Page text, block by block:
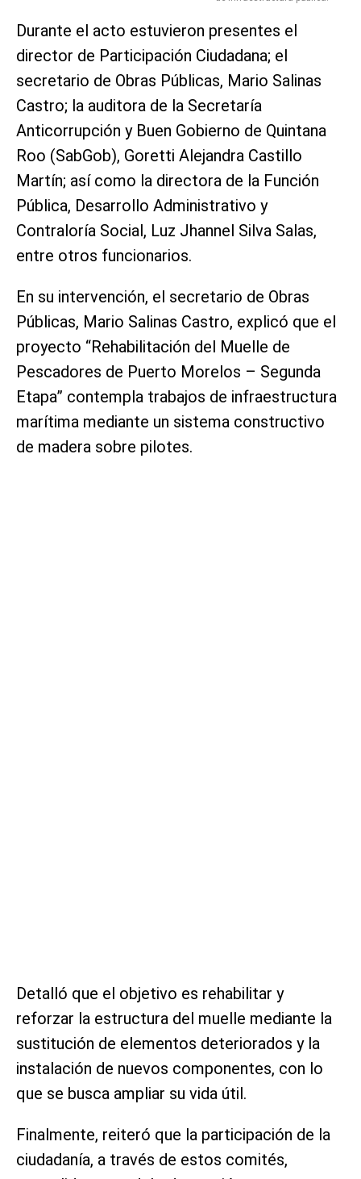
Durante el acto estuvieron presentes el
director de Participación Ciudadana; el
secretario de Obras Públicas, Mario Salinas
Castro; la auditora de la Secretaría
Anticorrupción y Buen Gobierno de Quintana
Roo (SabGob), Goretti Alejandra Castillo
Martín; así como la directora de la Función
Pública, Desarrollo Administrativo y
Contraloría Social, Luz Jhannel Silva Salas,
entre otros funcionarios.
En su intervención, el secretario de Obras
Públicas, Mario Salinas Castro, explicó que el
proyecto “Rehabilitación del Muelle de
Pescadores de Puerto Morelos – Segunda
Etapa” contempla trabajos de infraestructura
marítima mediante un sistema constructivo
de madera sobre pilotes.
Detalló que el objetivo es rehabilitar y
reforzar la estructura del muelle mediante la
sustitución de elementos deteriorados y la
instalación de nuevos componentes, con lo
que se busca ampliar su vida útil.
Finalmente, reiteró que la participación de la
ciudadanía, a través de estos comités,